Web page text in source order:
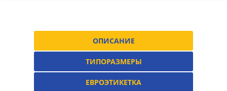
ОПИСАНИЕ
ТИПОРАЗМЕРЫ
ЕВРОЭТИКЕТКА